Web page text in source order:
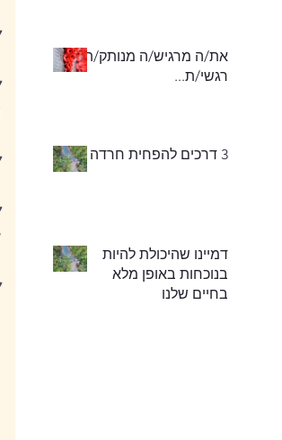
את/ה מרגיש/ה מנותק/ת
רגשי/ת...
3 דרכים להפחית חרדה
דמיינו שהיכולת להיות
בנוכחות באופן מלא
בחיים שלנו